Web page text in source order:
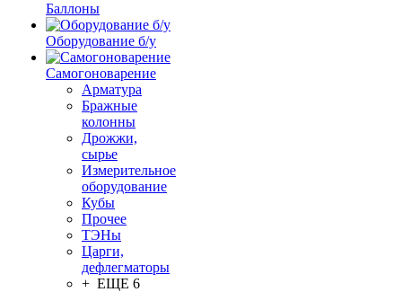
Баллоны
Оборудование б/у
Самогоноварение
Арматура
Бражные
колонны
Дрожжи,
сырье
Измерительное
оборудование
Кубы
Прочее
ТЭНы
Царги,
дефлегматоры
+ ЕЩЕ 6